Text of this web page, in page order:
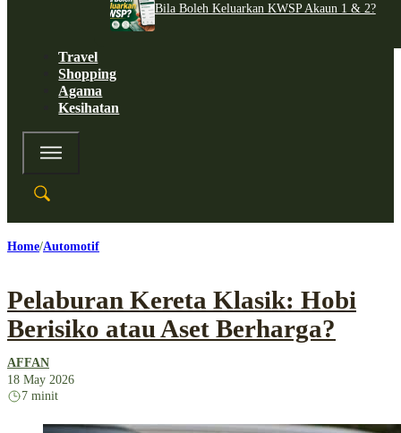
Bila Boleh Keluarkan KWSP Akaun 1 & 2?
Travel
Shopping
Agama
Kesihatan
Home Automotif
Pelaburan Kereta Klasik: Hobi
Berisiko atau Aset Berharga?
AFFAN
18 May 2026
7 minit